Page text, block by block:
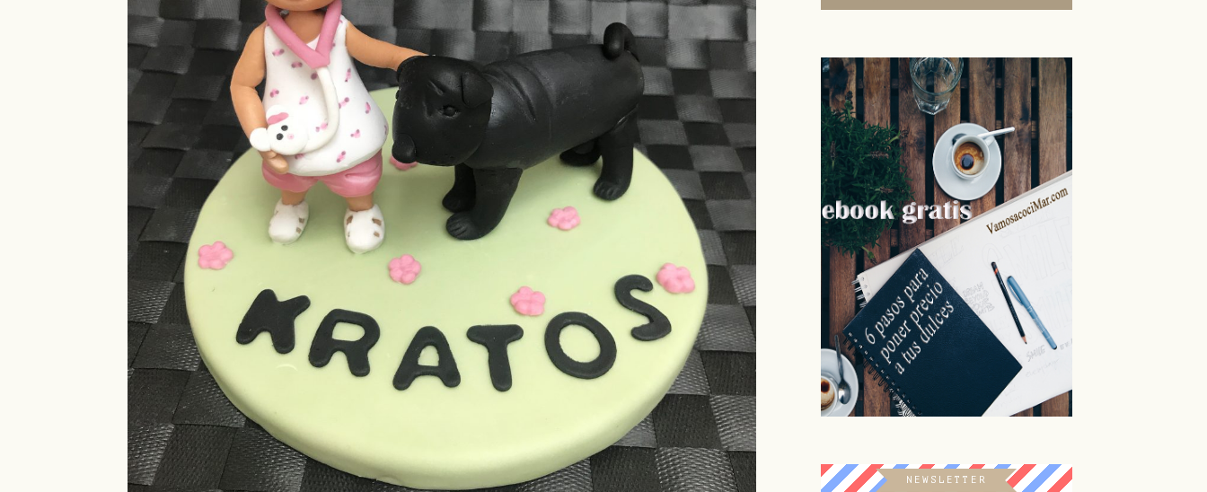
NEWSLETTER